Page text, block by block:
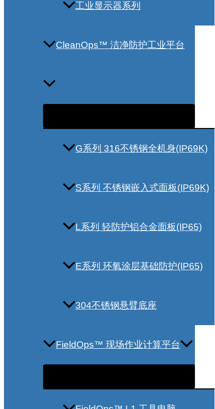
工业显示器系列
CleanOps™ 洁净防护工业平台
G系列 316不锈钢全机身(IP69K)
S系列 不锈钢嵌入式面板(IP69K)
L系列 轻防护铝合金面板(IP65)
E系列 环氧涂层基础防护(IP65)
304不锈钢悬臂底座
FieldOps™ 现场作业计算平台